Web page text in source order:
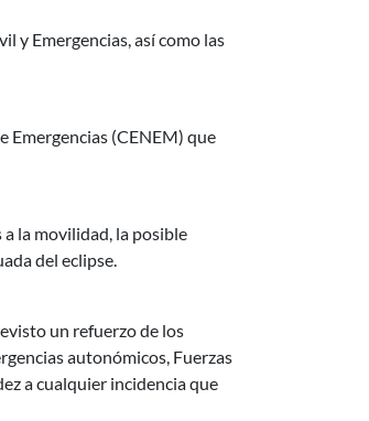
y Emergencias, así como las
Emergencias (CENEM) que
la movilidad, la posible
del eclipse.
un refuerzo de los
autonómicos, Fuerzas
a cualquier incidencia que